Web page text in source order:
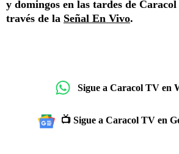
y domingos en las tardes de
través de la Señal En Vivo.
Sigue a Caracol TV en
📺 Sigue a Caracol TV en